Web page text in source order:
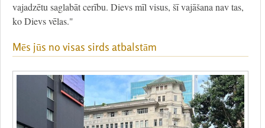
vajadzētu saglabāt cerību. Dievs mīl visus, šī vajāšana nav tas,
ko Dievs vēlas."
Mēs jūs no visas sirds atbalstām